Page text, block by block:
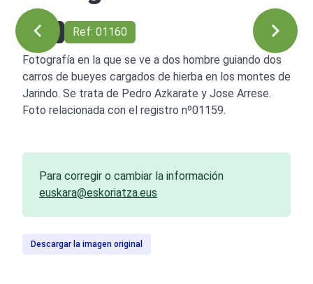
1932 Ref: 01160
Fotografía en la que se ve a dos hombre guiando dos
carros de bueyes cargados de hierba en los montes de
Jarindo. Se trata de Pedro Azkarate y Jose Arrese.
Foto relacionada con el registro nº01159.
Para corregir o cambiar la información
euskara@eskoriatza.eus
Descargar la imagen original